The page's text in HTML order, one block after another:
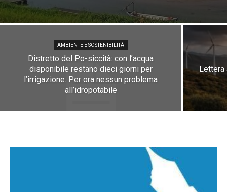
AMBIENTE E SOSTENIBILITÀ
Distretto del Po-siccità: con l’acqua
disponibile restano dieci giorni per
l’irrigazione. Per ora nessun problema
all’idropotabile